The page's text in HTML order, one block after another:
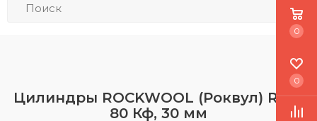
Цилиндры ROCKWOOL (Роквул) RWL
80 Кф, 30 мм
0
0